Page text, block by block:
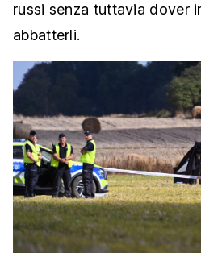
russi senza tuttavia dover
abbatterli.